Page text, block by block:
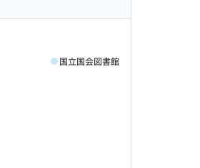
国立国会図書館